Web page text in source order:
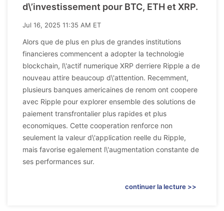
d\’investissement pour BTC, ETH et XRP.
Jul 16, 2025 11:35 AM ET
Alors que de plus en plus de grandes institutions
financieres commencent a adopter la technologie
blockchain, l\'actif numerique XRP derriere Ripple a de
nouveau attire beaucoup d\'attention. Recemment,
plusieurs banques americaines de renom ont coopere
avec Ripple pour explorer ensemble des solutions de
paiement transfrontalier plus rapides et plus
economiques. Cette cooperation renforce non
seulement la valeur d\'application reelle du Ripple,
mais favorise egalement l\'augmentation constante de
ses performances sur.
continuer la lecture >>